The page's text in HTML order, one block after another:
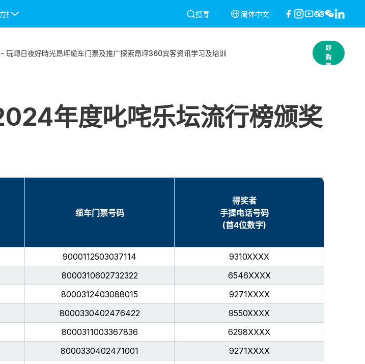
渠道购入的缆车门票均不会被接受，一经发现将予以作废，不作退款。条款及细则 昂坪360就2026年2月26日
搜寻 简体中文
玩轉日夜好時光昂坪缆车门票及推广探索昂坪360宾客资讯学习及培训
立
即
购
票
年度叱咤乐坛流行榜颁奖
缆车门票号码
得奖者
手提电话号码
(首4位数字)
9000112503037114
9310XXXX
8000310602732322
6546XXXX
8000312403088015
9271XXXX
8000330402476422
9550XXXX
8000311003367836
6298XXXX
8000330402471001
9271XXXX